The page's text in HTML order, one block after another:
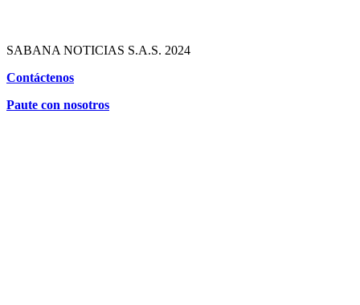
SABANA NOTICIAS S.A.S. 2024
Contáctenos
Paute con nosotros